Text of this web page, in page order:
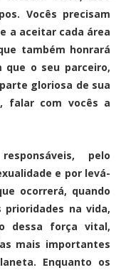
Vocês precisam
a aceitar cada área
também honrará
que o seu parceiro,
gloriosa de sua
falar com vocês a
pelo
e por levá-
ocorrerá, quando
na vida,
dessa força vital,
mais importantes
Enquanto os